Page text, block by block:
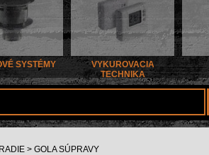
SYSTÉMY
VYKUROVACIA
TECHNIKA
> GOLA SÚPRAVY